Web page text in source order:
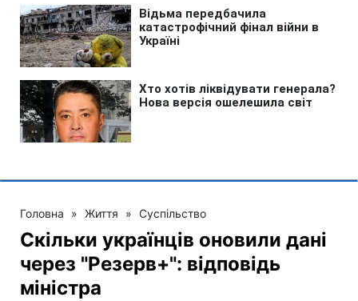
Головна » Життя » Суспільство
Скільки українців оновили дані
через "Резерв+": відповідь
міністра